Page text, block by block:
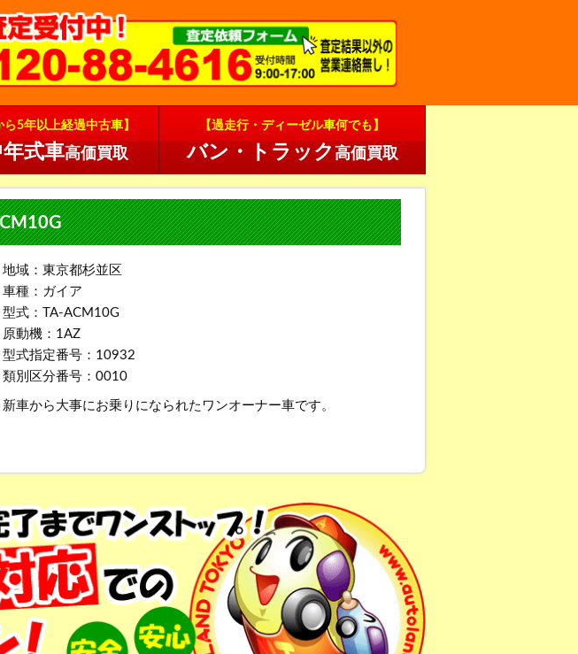
ら5年以上経過中古車】
式車高価買取
【過走行・ディーゼル車何でも】
バン・トラック 高価買取
地域：東京都杉並区
車種：ガイア
型式：TA-ACM10G
原動機：1AZ
型式指定番号：10932
類別区分番号：0010
新車から大事にお乗りになられたワンオーナー車です。